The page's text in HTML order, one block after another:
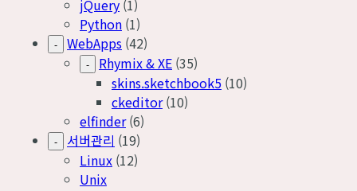
jQuery (1)
Python (1)
- WebApps (42)
- Rhymix & XE (35)
skins.sketchbook5 (10)
ckeditor (10)
elfinder (6)
- 서버관리 (19)
Linux (12)
Unix